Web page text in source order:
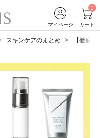
マイページ
0
カート
スキンケアのまとめ 【徹底